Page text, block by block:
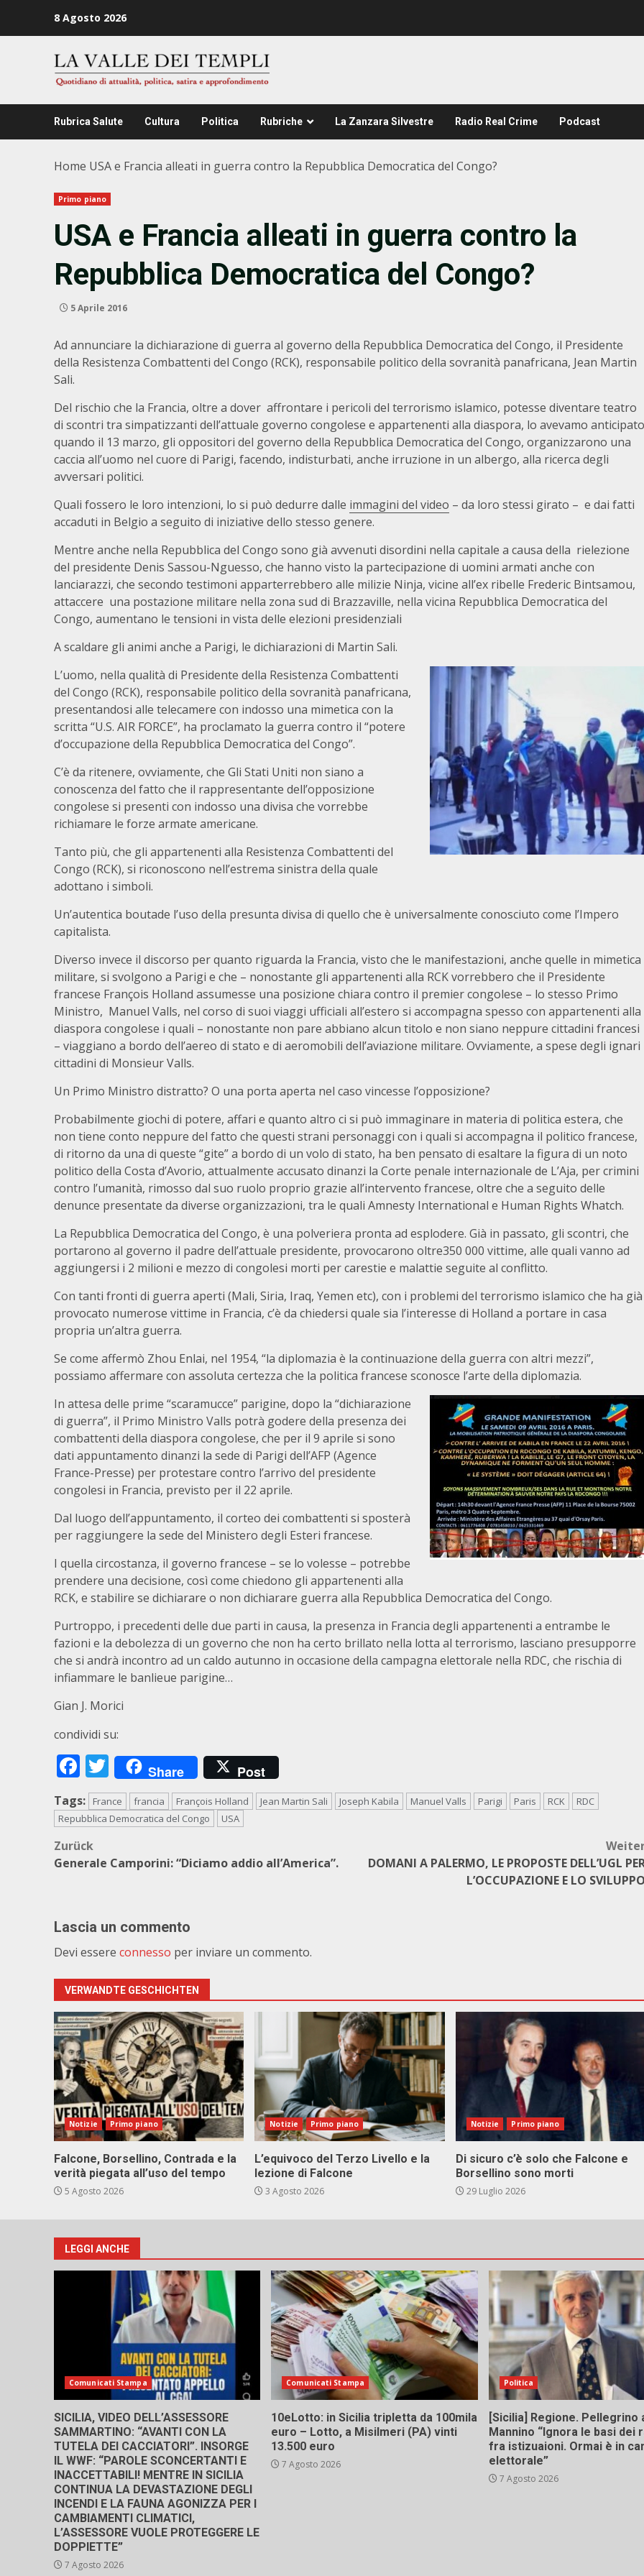
8 Agosto 2026
Rubrica Salute Cultura Politica Rubriche La Zanzara Silvestre Radio Real Crime Podcast
Home USA e Francia alleati in guerra contro la Repubblica Democratica del Congo?
Primo piano
USA e Francia alleati in guerra contro la
Repubblica Democratica del Congo?
5 Aprile 2016
Ad annunciare la dichiarazione di guerra al governo della Repubblica Democratica del Congo, il Presidente
della Resistenza Combattenti del Congo (RCK), responsabile politico della sovranità panafricana, Jean Martin
Sali.
Del rischio che la Francia, oltre a dover affrontare i pericoli del terrorismo islamico, potesse diventare teatro
di scontri tra simpatizzanti dell’attuale governo congolese e appartenenti alla diaspora, lo avevamo anticipato
quando il 13 marzo, gli oppositori del governo della Repubblica Democratica del Congo, organizzarono una
caccia all’uomo nel cuore di Parigi, facendo, indisturbati, anche irruzione in un albergo, alla ricerca degli
avversari politici.
Quali fossero le loro intenzioni, lo si può dedurre dalle immagini del video – da loro stessi girato – e dai fatti
accaduti in Belgio a seguito di iniziative dello stesso genere.
Mentre anche nella Repubblica del Congo sono già avvenuti disordini nella capitale a causa della rielezione
del presidente Denis Sassou-Nguesso, che hanno visto la partecipazione di uomini armati anche con
lanciarazzi, che secondo testimoni apparterrebbero alle milizie Ninja, vicine all’ex ribelle Frederic Bintsamou,
attaccere una postazione militare nella zona sud di Brazzaville, nella vicina Repubblica Democratica del
Congo, aumentano le tensioni in vista delle elezioni presidenziali
A scaldare gli animi anche a Parigi, le dichiarazioni di Martin Sali.
L’uomo, nella qualità di Presidente della Resistenza Combattenti
del Congo (RCK), responsabile politico della sovranità panafricana,
presentandosi alle telecamere con indosso una mimetica con la
scritta “U.S. AIR FORCE”, ha proclamato la guerra contro il “potere
d’occupazione della Repubblica Democratica del Congo”.
C’è da ritenere, ovviamente, che Gli Stati Uniti non siano a
conoscenza del fatto che il rappresentante dell’opposizione
congolese si presenti con indosso una divisa che vorrebbe
richiamare le forze armate americane.
Tanto più, che gli appartenenti alla Resistenza Combattenti del
Congo (RCK), si riconoscono nell’estrema sinistra della quale
adottano i simboli.
Un’autentica boutade l’uso della presunta divisa di quello che è universalmente conosciuto come l’Impero
capitalista.
Diverso invece il discorso per quanto riguarda la Francia, visto che le manifestazioni, anche quelle in mimetica
militare, si svolgono a Parigi e che – nonostante gli appartenenti alla RCK vorrebbero che il Presidente
francese François Holland assumesse una posizione chiara contro il premier congolese – lo stesso Primo
Ministro, Manuel Valls, nel corso di suoi viaggi ufficiali all’estero si accompagna spesso con appartenenti alla
diaspora congolese i quali – nonostante non pare abbiano alcun titolo e non siano neppure cittadini francesi
– viaggiano a bordo dell’aereo di stato e di aeromobili dell’aviazione militare. Ovviamente, a spese degli ignari
cittadini di Monsieur Valls.
Un Primo Ministro distratto? O una porta aperta nel caso vincesse l’opposizione?
Probabilmente giochi di potere, affari e quanto altro ci si può immaginare in materia di politica estera, che
non tiene conto neppure del fatto che questi strani personaggi con i quali si accompagna il politico francese,
di ritorno da una di queste “gite” a bordo di un volo di stato, ha ben pensato di esaltare la figura di un noto
politico della Costa d’Avorio, attualmente accusato dinanzi la Corte penale internazionale de L’Aja, per crimini
contro l’umanità, rimosso dal suo ruolo proprio grazie all’intervento francese, oltre che a seguito delle
denunce presentate da diverse organizzazioni, tra le quali Amnesty International e Human Rights Whatch.
La Repubblica Democratica del Congo, è una polveriera pronta ad esplodere. Già in passato, gli scontri, che
portarono al governo il padre dell’attuale presidente, provocarono oltre350 000 vittime, alle quali vanno ad
aggiungersi i 2 milioni e mezzo di congolesi morti per carestie e malattie seguite al conflitto.
Con tanti fronti di guerra aperti (Mali, Siria, Iraq, Yemen etc), con i problemi del terrorismo islamico che ha già
provocato numerose vittime in Francia, c’è da chiedersi quale sia l’interesse di Holland a portare in casa
propria un’altra guerra.
Se come affermò Zhou Enlai, nel 1954, “la diplomazia è la continuazione della guerra con altri mezzi”,
possiamo affermare con assoluta certezza che la politica francese sconosce l’arte della diplomazia.
In attesa delle prime “scaramucce” parigine, dopo la “dichiarazione
di guerra”, il Primo Ministro Valls potrà godere della presenza dei
combattenti della diaspora congolese, che per il 9 aprile si sono
dati appuntamento dinanzi la sede di Parigi dell’AFP (Agence
France-Presse) per protestare contro l’arrivo del presidente
congolesi in Francia, previsto per il 22 aprile.
Dal luogo dell’appuntamento, il corteo dei combattenti si sposterà
per raggiungere la sede del Ministero degli Esteri francese.
I quella circostanza, il governo francese – se lo volesse – potrebbe
prendere una decisione, così come chiedono gli appartenenti alla
RCK, e stabilire se dichiarare o non dichiarare guerra alla Repubblica Democratica del Congo.
Purtroppo, i precedenti delle due parti in causa, la presenza in Francia degli appartenenti a entrambe le
fazioni e la debolezza di un governo che non ha certo brillato nella lotta al terrorismo, lasciano presupporre
che si andrà incontro ad un caldo autunno in occasione della campagna elettorale nella RDC, che rischia di
infiammare le banlieue parigine…
Gian J. Morici
condividi su:
Facebook
Twitter
Share Post
Tags: France francia François Holland Jean Martin Sali Joseph Kabila Manuel Valls Parigi Paris RCK
RDC
Repubblica Democratica del Congo
USA
Beitragsnavigation
Zurück
Generale Camporini: “Diciamo addio all’America”.
DOMANI A PALERMO, LE PROPOSTE DELL’UGL
L’OCCUPAZIONE E LO SVILUPPO
Lascia un commento
Devi essere connesso per inviare un commento.
VERWANDTE GESCHICHTEN
Notizie Primo piano
Falcone, Borsellino, Contrada e la
verità piegata all’uso del tempo
5 Agosto 2026
Notizie Primo piano
L’equivoco del Terzo Livello e la
lezione di Falcone
3 Agosto 2026
Notizie Primo piano
Di sicuro c’è solo che Falcone e
Borsellino sono morti
29 Luglio 2026
LEGGI ANCHE
Comunicati Stampa
SICILIA, VIDEO DELL’ASSESSORE
SAMMARTINO: “AVANTI CON LA
TUTELA DEI CACCIATORI”. INSORGE
IL WWF: “PAROLE SCONCERTANTI E
INACCETTABILI! MENTRE IN SICILIA
CONTINUA LA DEVASTAZIONE DEGLI
INCENDI E LA FAUNA AGONIZZA PER I
CAMBIAMENTI CLIMATICI,
L’ASSESSORE VUOLE PROTEGGERE LE
DOPPIETTE”
7 Agosto 2026
Comunicati Stampa
10eLotto: in Sicilia tripletta da 100mila
euro – Lotto, a Misilmeri (PA) vinti
13.500 euro
7 Agosto 2026
Politica
[Sicilia] Regione. Pellegrino
Mannino “Ignora le basi dei
fra istizuaioni. Ormai è in
elettorale”
7 Agosto 2026